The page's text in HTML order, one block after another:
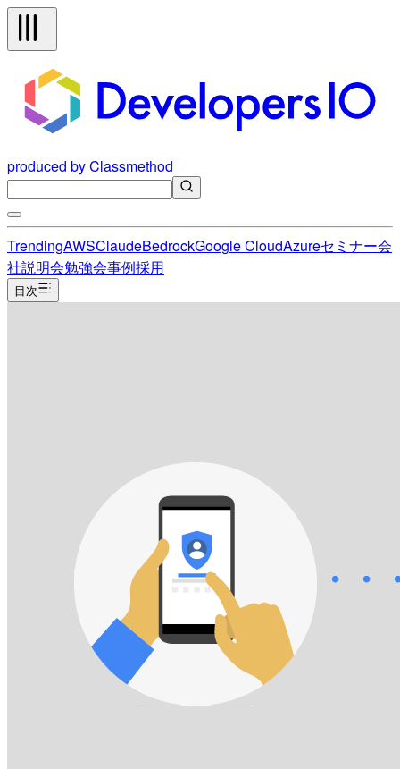
produced by Classmethod
TrendingAWSClaudeBedrockGoogle CloudAzureセミナー会
社説明会勉強会事例採用
目次